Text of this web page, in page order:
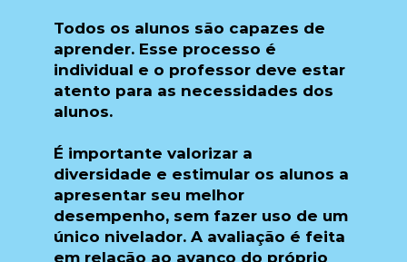
Todos os alunos são capazes de
aprender. Esse processo é
individual e o professor deve estar
atento para as necessidades dos
alunos.
É importante valorizar a
diversidade e estimular os alunos a
apresentar seu melhor
desempenho, sem fazer uso de um
único nivelador. A avaliação é feita
em relação ao avanço do próprio